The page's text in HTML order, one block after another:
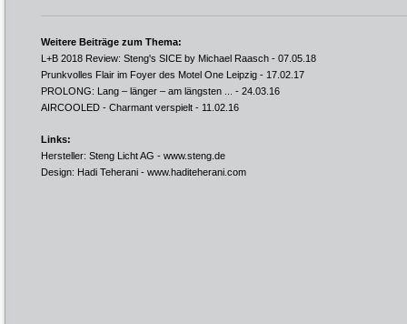
Weitere Beiträge zum Thema:
L+B 2018 Review: Steng's SICE by Michael Raasch - 07.05.18
Prunkvolles Flair im Foyer des Motel One Leipzig - 17.02.17
PROLONG: Lang – länger – am längsten ...
- 24.03.16
AIRCOOLED - Charmant verspielt - 11.02.16
Links:
Hersteller: Steng Licht AG - www.steng.de
Design: Hadi Teherani - www.haditeherani.com